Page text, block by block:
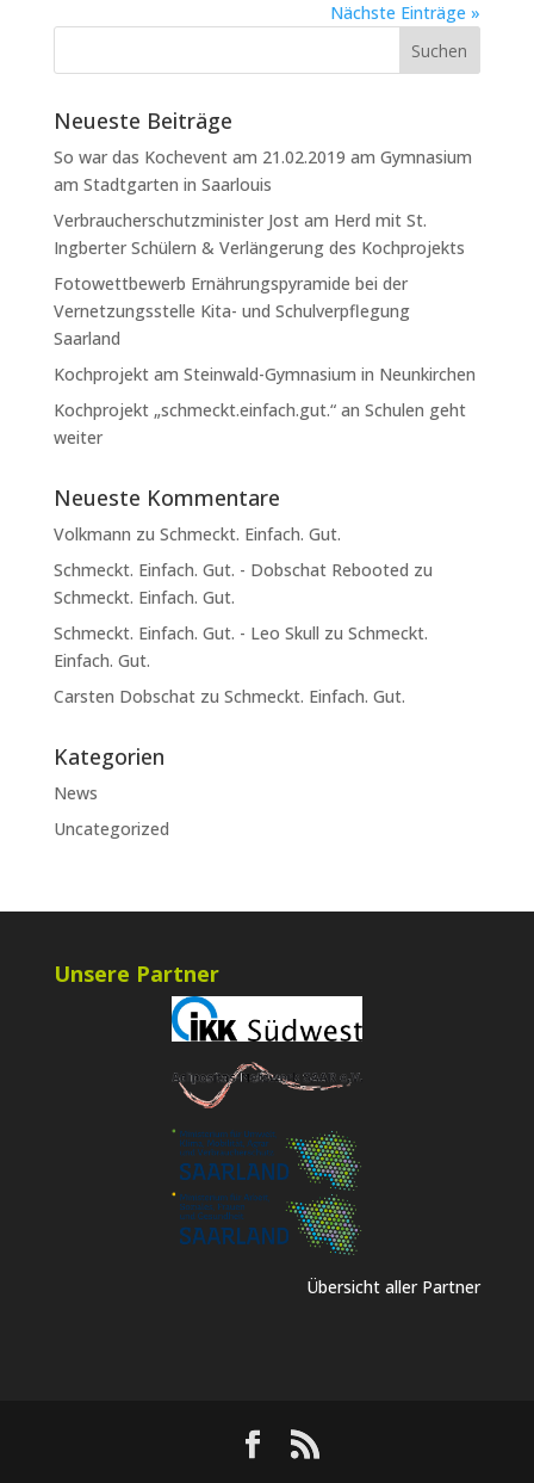
Nächste Einträge »
Neueste Beiträge
So war das Kochevent am 21.02.2019 am Gymnasium
am Stadtgarten in Saarlouis
Verbraucherschutzminister Jost am Herd mit St.
Ingberter Schülern & Verlängerung des Kochprojekts
Fotowettbewerb Ernährungspyramide bei der
Vernetzungsstelle Kita- und Schulverpflegung
Saarland
Kochprojekt am Steinwald-Gymnasium in Neunkirchen
Kochprojekt „schmeckt.einfach.gut.“ an Schulen geht
weiter
Neueste Kommentare
Volkmann zu Schmeckt. Einfach. Gut.
Schmeckt. Einfach. Gut. - Dobschat Rebooted zu
Schmeckt. Einfach. Gut.
Schmeckt. Einfach. Gut. - Leo Skull zu Schmeckt.
Einfach. Gut.
Carsten Dobschatzu Schmeckt. Einfach. Gut.
Kategorien
News
Uncategorized
Unsere Partner
Übersicht aller Partner